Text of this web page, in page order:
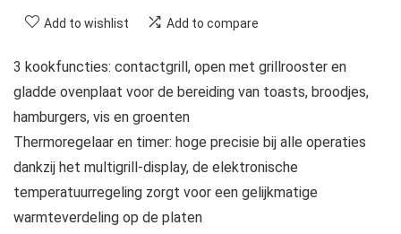
Add to wishlist Add to compare
3 kookfuncties: contactgrill, open met grillrooster en
gladde ovenplaat voor de bereiding van toasts, broodjes,
hamburgers, vis en groenten
Thermoregelaar en timer: hoge precisie bij alle operaties
dankzij het multigrill-display, de elektronische
temperatuurregeling zorgt voor een gelijkmatige
warmteverdeling op de platen